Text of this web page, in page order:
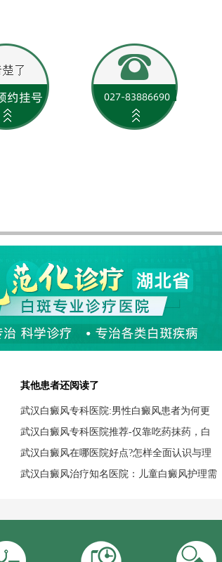
其他患者还阅读了
武汉白癜风专科医院:男性白癜风患者为何更
武汉白癜风专科医院推荐-仅靠吃药抹药，白
武汉白癜风在哪医院好点?怎样全面认识与理
武汉白癜风治疗知名医院：儿童白癜风护理需